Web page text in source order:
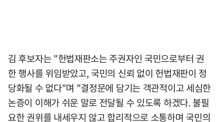
김 후보자는 "헌법재판소는 주권자인 국민으로부터 권
한 행사를 위임받았고, 국민의 신뢰 없이 헌법재판이 정
당화될 수 없다"며 "결정문에 담기는 객관적이고 세심한
논증이 이해가 쉬운 말로 전달될 수 있도록 하겠다. 불필
요한 권위를 내세우지 않고 합리적으로 소통하며 국민의